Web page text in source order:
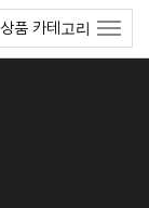
상품 카테고리